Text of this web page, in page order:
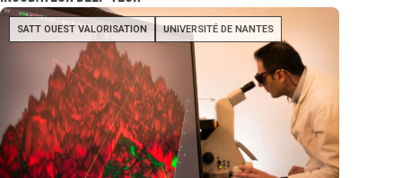
SATT OUEST VALORISATION UNIVERSITÉ DE NANTES